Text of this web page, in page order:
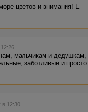
цветов и внимания! Е
мальчикам и дедушкам,
заботливые и
в 12:30